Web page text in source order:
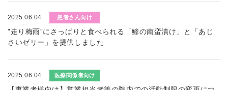
2025.06.04 患者さん向け
”走り梅雨”にさっぱりと食べられる「鯵の南蛮漬け」と「あじ
さいゼリー」を提供しました
2025.06.04 医療関係者向け